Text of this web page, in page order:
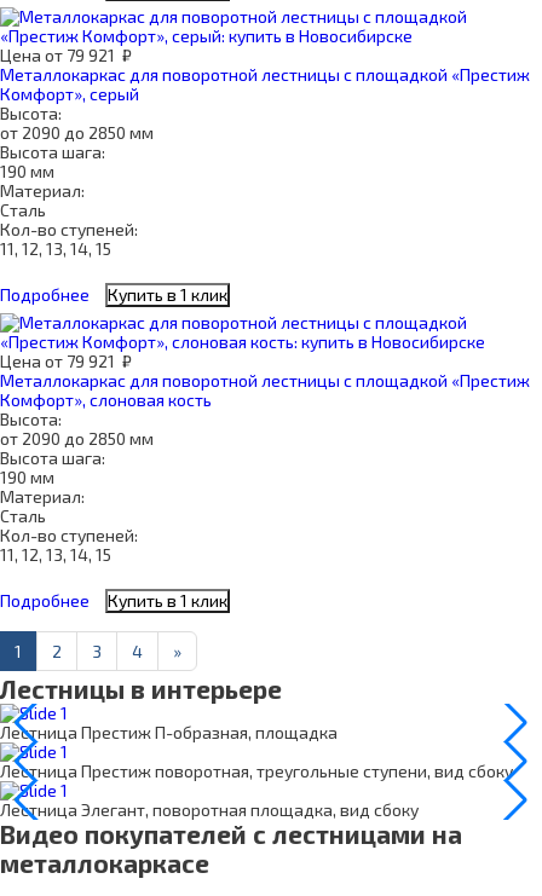
Цена от 79 921 ₽
Металлокаркас для поворотной лестницы с площадкой «Престиж
Комфорт», серый
Высота:
от 2090 до 2850 мм
Высота шага:
190 мм
Материал:
Сталь
Кол-во ступеней:
11, 12, 13, 14, 15
Подробнее Купить в 1 клик
Цена от 79 921 ₽
Металлокаркас для поворотной лестницы с площадкой «Престиж
Комфорт», слоновая кость
Высота:
от 2090 до 2850 мм
Высота шага:
190 мм
Материал:
Сталь
Кол-во ступеней:
11, 12, 13, 14, 15
Подробнее Купить в 1 клик
1 2 3 4 »
Лестницы в интерьере
Лестница Престиж П-образная, площадка
Лестница Престиж поворотная, треугольные ступени, вид сбоку
Лестница Элегант, поворотная площадка, вид сбоку
Видео покупателей с лестницами на
металлокаркасе